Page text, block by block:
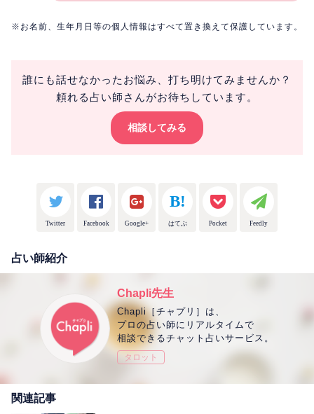
※お名前、生年月日等の個人情報はすべて置き換えて保護しています。
誰にも話せなかったお悩み、打ち明けてみませんか？
頼れる占い師さんがお待ちしています。
相談してみる
Twitter Facebook Google+ はてぶ Pocket Feedly
占い師紹介
Chapli先生
Chapli［チャプリ］は、
プロの占い師にリアルタイムで
相談できるチャット占いサービス。
タロット
関連記事